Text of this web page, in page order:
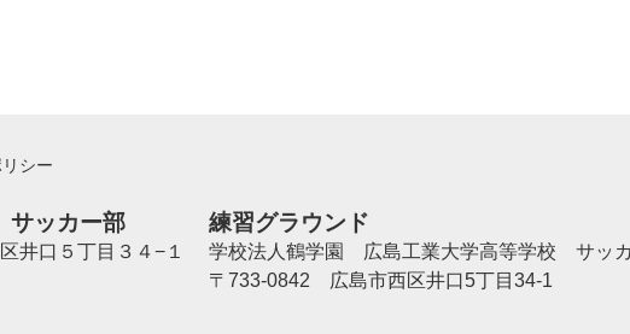
シー
ッカー部
井口５丁目３４−１
練習グラウンド
学校法人鶴学園 広島工業大学高等学校 サッ
〒733-0842 広島市西区井口5丁目34-1